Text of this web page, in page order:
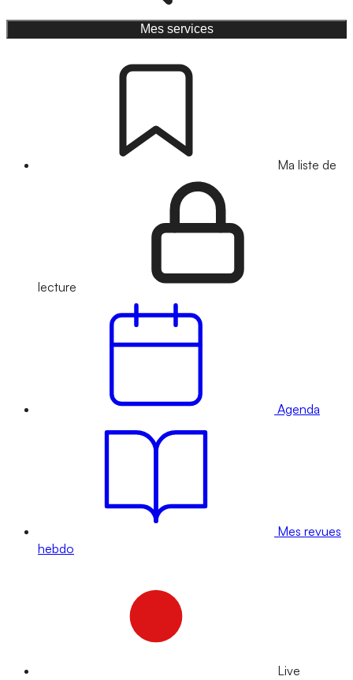
Mes services
Ma liste de
lecture
Agenda
Mes revues
hebdo
Live